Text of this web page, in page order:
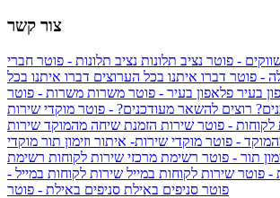
צור קשר
- פוטר נציב תלונות נציב תלונות - פוטר חברי
- פוטר דברו איתנו בכל הערוצים דברו איתנו בכל
בעיר פלאפון בעיר - פוטר משרות משרות - פוטר
רוצים להשאר מעודכנים? - פוטר מוקדי שירות
לקוחות - פוטר שירות הזמנת שיחה מהמוקד שירות
- פוטר מוקדי שירות- איתור וזימון תור מוקדי
תור - פוטר רשימת מרכזי שירות לקוחות רשימת
- פוטר שירות לקוחות במייל שירות לקוחות במייל -
פוטר סניפים באילת סניפים באילת - פוטר